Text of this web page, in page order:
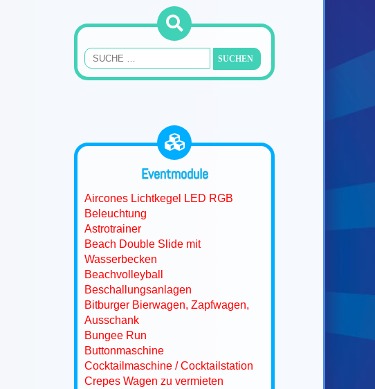
Eventmodule
Aircones Lichtkegel LED RGB
Beleuchtung
Astrotrainer
Beach Double Slide mit
Wasserbecken
Beachvolleyball
Beschallungsanlagen
Bitburger Bierwagen, Zapfwagen,
Ausschank
Bungee Run
Buttonmaschine
Cocktailmaschine / Cocktailstation
Crepes Wagen zu vermieten